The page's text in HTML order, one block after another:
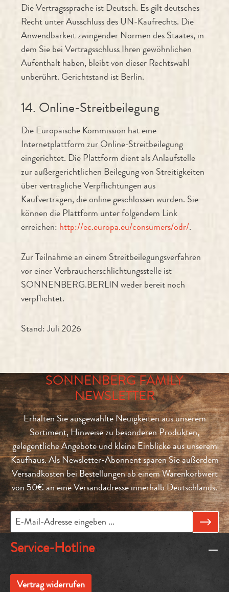
Die Vertragssprache ist Deutsch. Es gilt deutsches
Recht unter Ausschluss des UN-Kaufrechts. Die
Anwendbarkeit zwingender Normen des Staates, in
dem Sie bei Vertragsschluss Ihren gewöhnlichen
Aufenthalt haben, bleibt von dieser Rechtswahl
unberührt. Gerichtstand ist Berlin.
14. Online-Streitbeilegung
Die Europäische Kommission hat eine
Internetplattform zur Online-Streitbeilegung
eingerichtet. Die Plattform dient als Anlaufstelle
zur außergerichtlichen Beilegung von Streitigkeiten
über vertragliche Verpflichtungen aus
Kaufverträgen, die online geschlossen wurden. Sie
können die Plattform unter folgendem Link
erreichen: http://ec.europa.eu/consumers/odr/.
Zur Teilnahme an einem Streitbeilegungsverfahren
vor einer Verbraucherschlichtungsstelle ist
SONNENBERG.BERLIN weder bereit noch
verpflichtet.
Stand: Juli 2026
SONNENBERG FAMILY
NEWSLETTER
Erhalten Sie ausgewählte Neuigkeiten aus unserem
Sortiment, Hinweise zu besonderen Produkten,
gelegentliche Angebote und kleine Einblicke aus unserem
Kaufhaus. Als Newsletter-Abonnent sparen Sie außerdem
Versandkosten bei Bestellungen ab einem Warenkorbwert
von 50€ an eine Versandadresse innerhalb Deutschlands.
Service-Hotline
Vertrag widerrufen